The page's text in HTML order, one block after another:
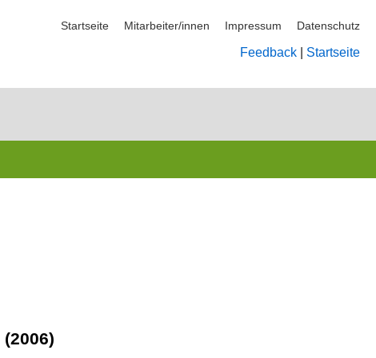
Startseite Mitarbeiter/innen Impressum Datenschutz
Feedback Startseite
(2006)